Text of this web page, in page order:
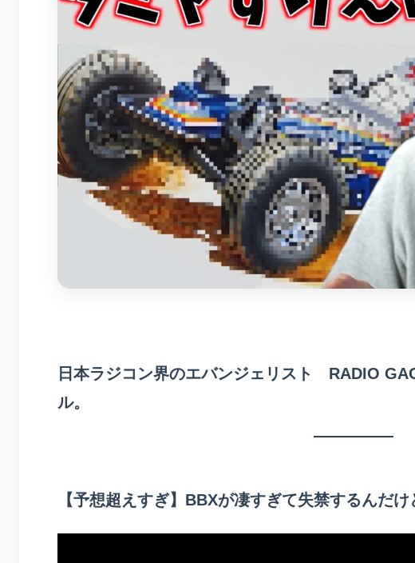
日本ラジコン界のエバンジェリスト RADIO
ル。
【予想超えすぎ】BBXが凄すぎて失禁するんだ